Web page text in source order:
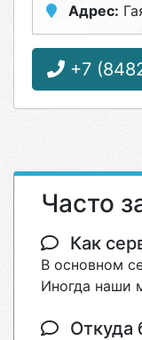
Адрес:
+7
Часто
Как
В основном
Иногда наши
Откуда